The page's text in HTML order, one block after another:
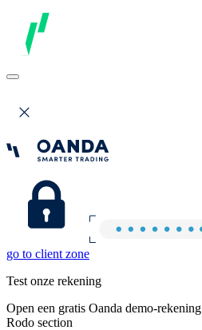
go to client zone
Test onze rekening
Open een gratis Oanda demo-rekening
Rodo section